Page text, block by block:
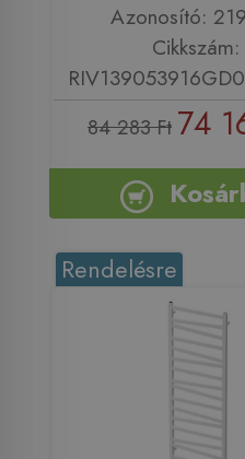
Azonosító:
Cikkszám:
84 283 Ft 74
Rendelésre